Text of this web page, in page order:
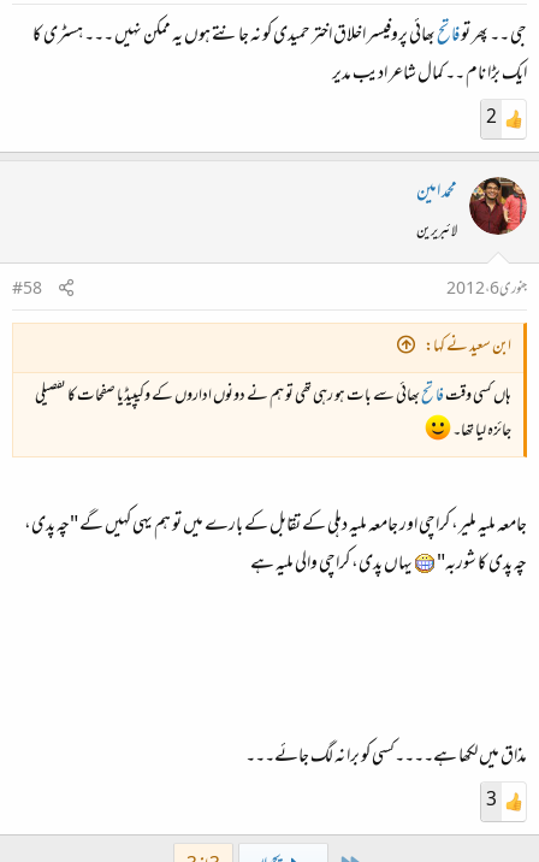
جی ۔۔ پھر توفاتحبھائی پروفیسر اخلاق اختر حمیدی کو نہ جانتے ہوں یہ ممکن نہیں ۔۔۔ ہسٹری کا
ایک بڑا نام ۔۔ کمال شاعر ادیب مدیر
2
محمد امین
لائبریرین
جنوری 6، 2012
#58
ابن سعید نے کہا:
ہاں کسی وقتفاتحبھائی سے بات ہو رہی تھی تو ہم نے دونوں اداروں کے وکیپیڈیا صفحات کا تفصیلی
جائزہ لیا تھا۔
جامعہ ملیہ ملیر، کراچی اور جامعہ ملیہ دہلی کے تقابل کے بارے میں تو ہم یہی کہیں گے "چہ پدی،
چہ پدی کا شوربہ"
یہاں پدی، کراچی والی ملیہ ہے
مذاق میں لکھا ہے۔۔۔۔کسی کو برا نہ لگ جائے۔۔۔
3